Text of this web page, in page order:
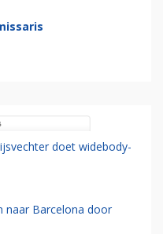
doet widebody-
naar Barcelona door